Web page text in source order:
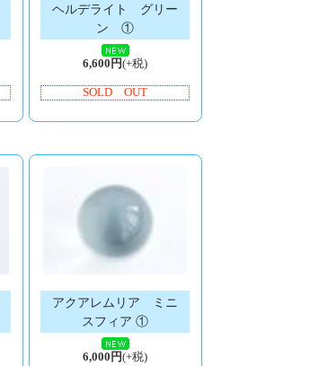
ヘルデライト グリー
ン ①
6,600円(+税)
SOLD OUT
アクアレムリア ミニ
スフィア ①
6,000円(+税)